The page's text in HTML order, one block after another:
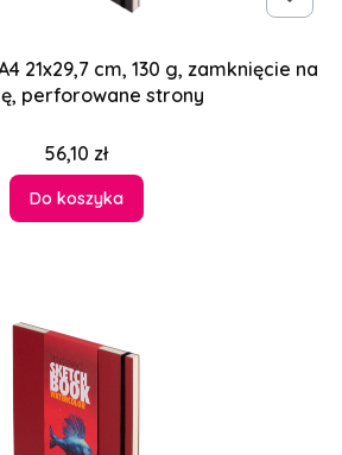
21x29,7 cm, 130 g, zamknięcie na
perforowane strony
Cena
56,10 zł
Do koszyka